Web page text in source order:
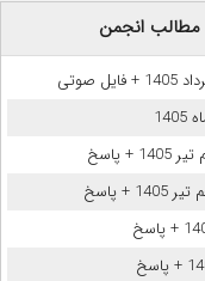
مطالب انجمن
پاسخ